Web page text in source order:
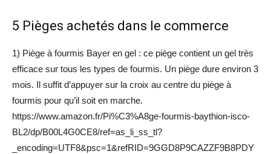
5 Pièges achetés dans le commerce
1) Piège à fourmis Bayer en gel : ce piège contient un gel très
efficace sur tous les types de fourmis. Un piège dure environ 3
mois. Il suffit d’appuyer sur la croix au centre du piège à
fourmis pour qu’il soit en marche.
https://www.amazon.fr/Pi%C3%A8ge-fourmis-baythion-isco-
BL2/dp/B00L4G0CE8/ref=as_li_ss_tl?
_encoding=UTF8&psc=1&refRID=9GGD8P9CAZZF9B8PDY